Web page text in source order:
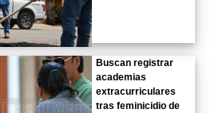
Buscan registrar
academias
extracurriculares
tras feminicidio de